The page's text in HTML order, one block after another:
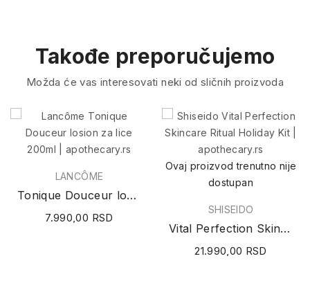
Takođe preporučujemo
Možda će vas interesovati neki od sličnih proizvoda
LANCÔME
Tonique Douceur losion za lice 200ml
7.990,00 RSD
Ovaj proizvod trenutno nije
dostupan
SHISEIDO
Vital Perfection Skincare Ritual Holiday Kit
21.990,00 RSD